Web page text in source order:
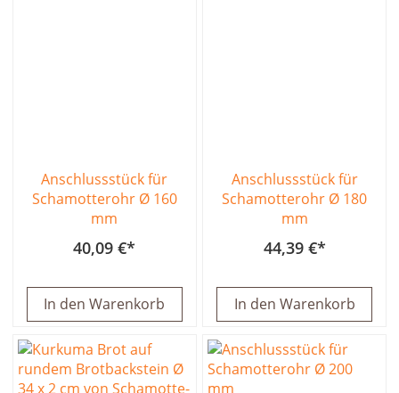
Anschlussstück für
Schamotterohr Ø 160
mm
40,09 €
In den Warenkorb
Anschlussstück für
Schamotterohr Ø 180
mm
44,39 €
In den Warenkorb